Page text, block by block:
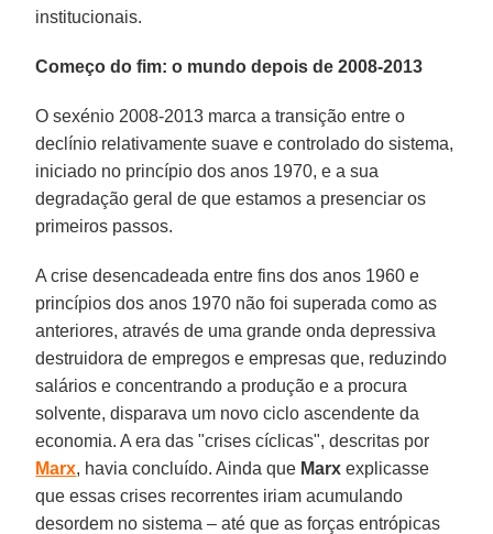
institucionais.
Começo do fim: o mundo depois de 2008-2013
O sexénio 2008-2013 marca a transição entre o
declínio relativamente suave e controlado do sistema,
iniciado no princípio dos anos 1970, e a sua
degradação geral de que estamos a presenciar os
primeiros passos.
A crise desencadeada entre fins dos anos 1960 e
princípios dos anos 1970 não foi superada como as
anteriores, através de uma grande onda depressiva
destruidora de empregos e empresas que, reduzindo
salários e concentrando a produção e a procura
solvente, disparava um novo ciclo ascendente da
economia. A era das "crises cíclicas", descritas por
Marx, havia concluído. Ainda que Marx explicasse
que essas crises recorrentes iriam acumulando
desordem no sistema – até que as forças entrópicas